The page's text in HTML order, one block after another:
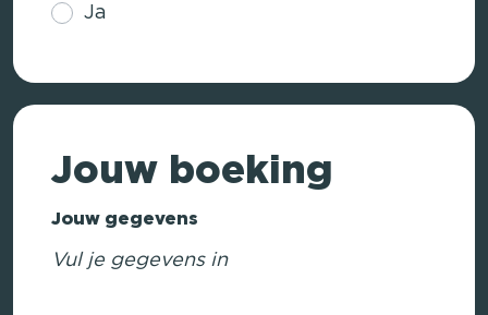
Ja
Jouw boeking
Jouw gegevens
Vul je gegevens in